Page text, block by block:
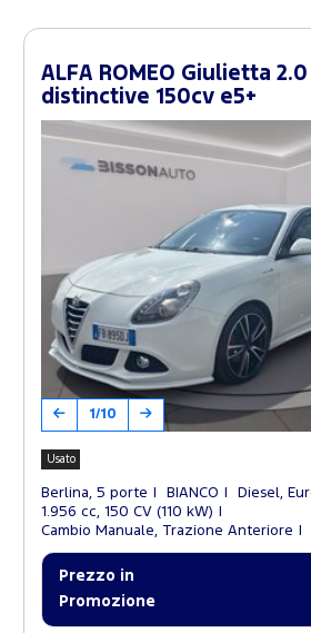
ALFA ROMEO Giulietta
distinctive 150cv e5+
1/10
Usato
Berlina, 5 porte BIANCO
Diesel,
1.956 cc, 150 CV (110 kW)
Cambio Manuale, Trazione Anteriore
Prezzo in
Promozione